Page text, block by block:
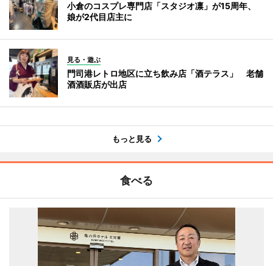
小倉のコスプレ専門店「スタジオ凛」が15周年、
娘が2代目店主に
見る・遊ぶ
門司港レトロ地区に立ち飲み店「酒テラス」 老舗
酒酒販店が出店
もっと見る
食べる